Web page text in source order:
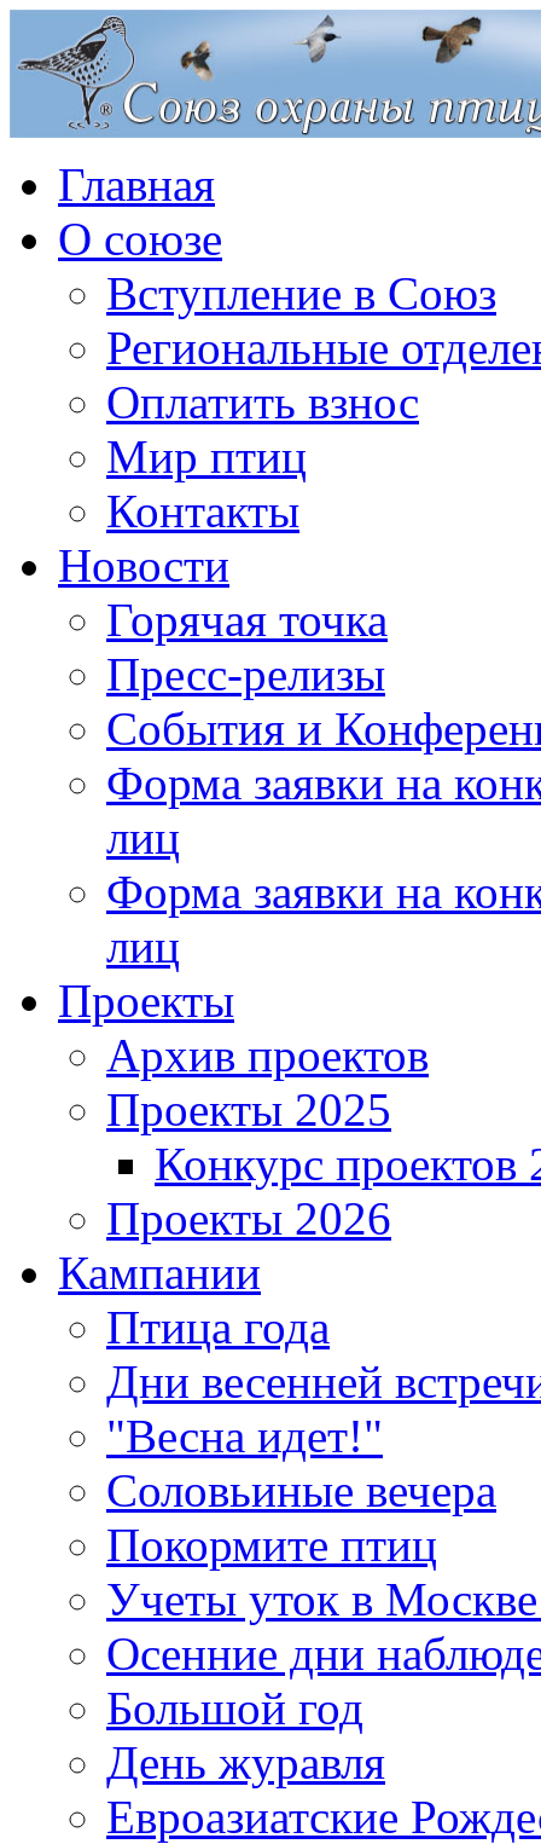
Главная
О союзе
Вступление в Союз
Региональные
Оплатить взнос
Мир птиц
Контакты
Новости
Горячая точка
Пресс-релизы
События и
Форма заявки на
лиц
Форма заявки на
лиц
Проекты
Архив проектов
Проекты 2025
Конкурс проектов
Проекты 2026
Кампании
Птица года
Дни весенней
"Весна идет!"
Соловьиные вечера
Покормите птиц
Учеты уток в
Осенние дни
Большой год
День журавля
Евроазиатские